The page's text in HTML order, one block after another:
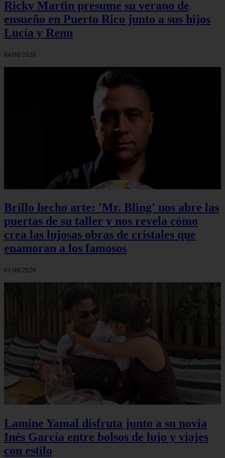
Ricky Martin presume su verano de
ensueño en Puerto Rico junto a sus hijos
Lucía y Renn
04/08/2026
Brillo hecho arte: 'Mr. Bling' nos abre las
puertas de su taller y nos revela cómo
crea las lujosas obras de cristales que
enamoran a los famosos
01/08/2026
Lamine Yamal disfruta junto a su novia
Inés García entre bolsos de lujo y viajes
con estilo